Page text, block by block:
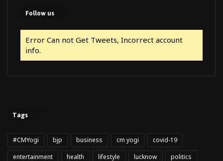
Follow us
Error Can not Get Tweets, Incorrect account
info.
Tags
#CMYogi bjp business cm yogi
covid-19
entertainment
health lifestyle lucknow politics